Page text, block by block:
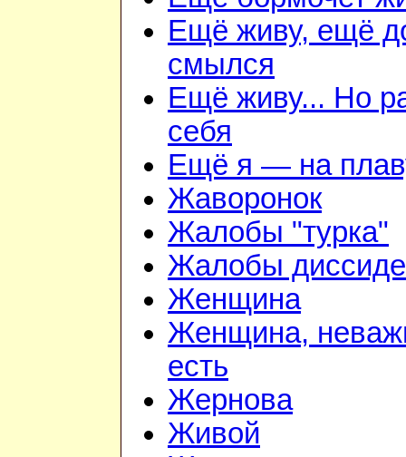
Ещё живу, ещё
смылся
Ещё живу... Но
себя
Ещё я — на
Жаворонок
Жалобы "турка"
Жалобы
Женщина
Женщина,
есть
Жернова
Живой